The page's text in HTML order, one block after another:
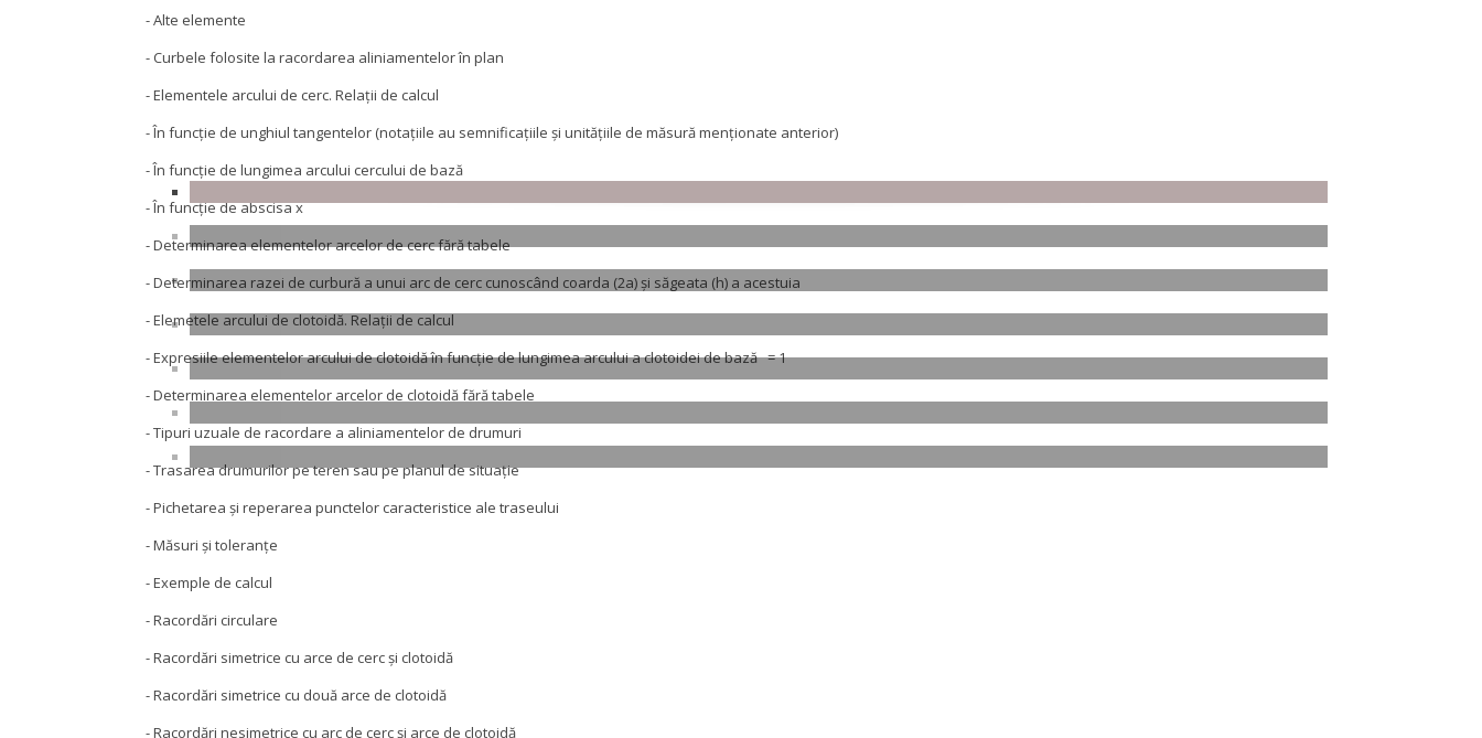
- Alte elemente
- Curbele folosite la racordarea aliniamentelor în plan
- Elementele arcului de cerc. Relaţii de calcul
- În funcţie de unghiul tangentelor (notaţiile au semnificaţiile şi unităţiile de măsură menţionate anterior)
- În funcţie de lungimea arcului cercului de bază
- În funcţie de abscisa x
- Determinarea elementelor arcelor de cerc fără tabele
- Determinarea razei de curbură a unui arc de cerc cunoscând coarda (2a) şi săgeata (h) a acestuia
- Elemetele arcului de clotoidă. Relaţii de calcul
- Expresiile elementelor arcului de clotoidă în funcţie de lungimea arcului a clotoidei de bază = 1
- Determinarea elementelor arcelor de clotoidă fără tabele
- Tipuri uzuale de racordare a aliniamentelor de drumuri
- Trasarea drumurilor pe teren sau pe planul de situaţie
- Pichetarea şi reperarea punctelor caracteristice ale traseului
- Măsuri şi toleranţe
- Exemple de calcul
- Racordări circulare
- Racordări simetrice cu arce de cerc şi clotoidă
- Racordări simetrice cu două arce de clotoidă
- Racordări nesimetrice cu arc de cerc şi arce de clotoidă